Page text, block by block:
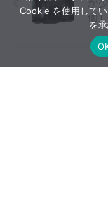
価】
Cookie を使用して
を